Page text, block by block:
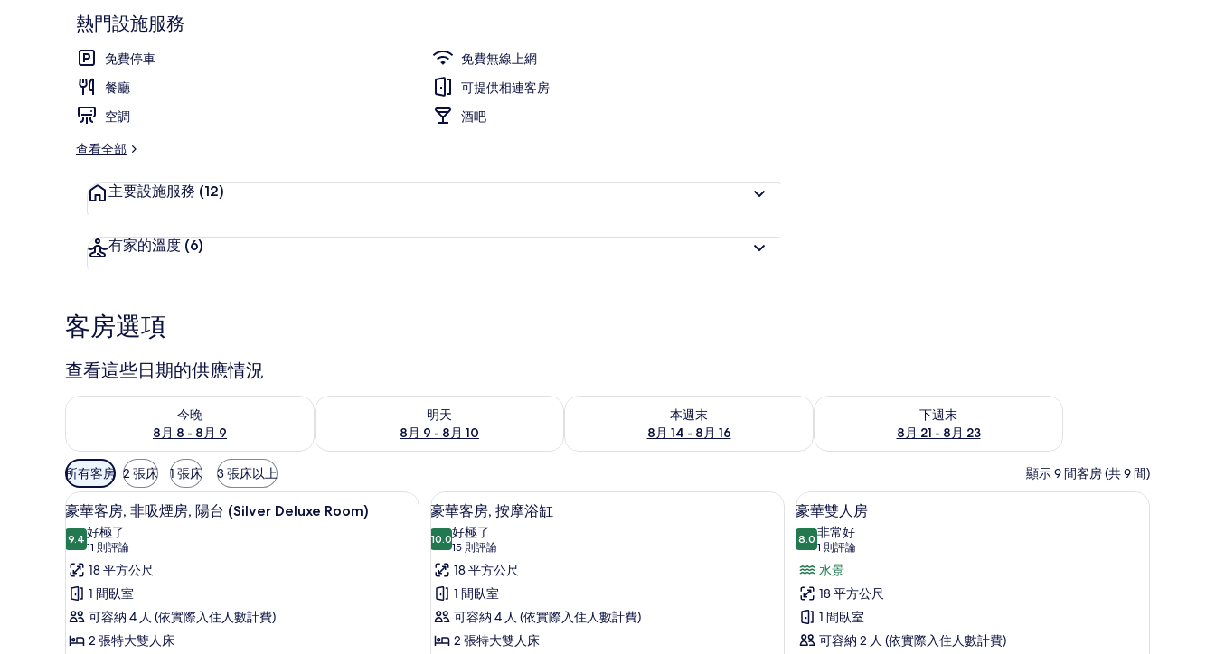
10，
深
受
旅
客
喜
愛
熱門設施服務
免費停車
免費無線上網
餐廳
可提供相連客房
空調
酒吧
查看全部
主要設施服務 (12)
有家的溫度 (6)
客房選項
查看這些日期的供應情況
今晚
8月 8 - 8月 9
查看今晚 (8月 8 - 8月 9) 的供應情況
明天
8月 9 - 8月 10
查看明天 (8月 9 - 8月 10) 的供應情況
本週末
8月 14 - 8月 16
查看本週末 (8月 14 - 8月 16) 的供應情況
下週末
8月 21 - 8月 23
查看下週末 (8月 21 - 8月 23) 的供應情況
可
用
的
客
房
篩
選
條
件
所有客房 2 張床 1 張床 3 張床以上 顯示 9 間客房 (共 9 間)
顯
示
豪
華
客
房,
非
書桌、遮光布/窗簾、隔音、熨斗/熨衣板
4
豪華客房, 非吸煙房, 陽台 (Silver Deluxe Room)
9.49.4 分，滿分 10 分
好極了
11 則評論
(11
則
評
論)
18 平方公尺
1 間臥室
可容納 4 人 (依實際入住人數計費)
2 張特大雙人床
顯
示
豪
華
客
房,
按
豪華客房, 按摩浴缸 | 書桌、遮光布/窗簾、隔音、熨斗/熨衣板
6
豪華客房, 按摩浴缸
10.010.0 分，滿分 10 分
好極了
15 則評論
(15
則
評
論)
18 平方公尺
1 間臥室
可容納 4 人 (依實際入住人數計費)
2 張特大雙人床
顯
示
豪
華
雙
人
房
豪華雙人房 | 書桌、遮光布/窗簾、隔音、熨
5
豪華雙人房
8.08.0 分，滿分 10 分
非常好
1 則評論
(1
則
評
論)
水景
18 平方公尺
1 間臥室
可容納 2 人 (依實際入住人數計費)